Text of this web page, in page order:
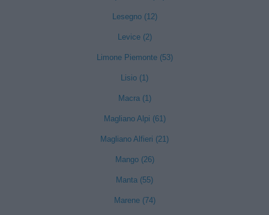
Lesegno (12)
Levice (2)
Limone Piemonte (53)
Lisio (1)
Macra (1)
Magliano Alpi (61)
Magliano Alfieri (21)
Mango (26)
Manta (55)
Marene (74)